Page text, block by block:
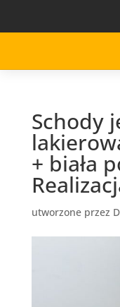
Schody
+ biała
utworzone przez